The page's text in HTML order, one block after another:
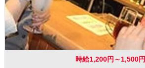
時給1,200円～1,500円